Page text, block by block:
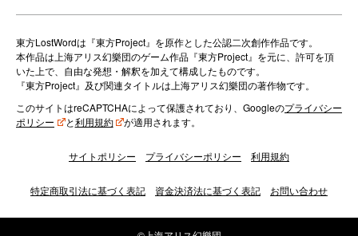
o
n
東方LostWordは『東方Project』を原作とした公認二次創作作品です。
本作品は上海アリス幻樂団のゲーム作品『東方Project』を元に、許可を頂
いた上で、自由な発想・解釈を加えて構成したものです。
『東方Project』及び関連タイトルは上海アリス幻樂団の著作物です。
このサイトはreCAPTCHAによって保護されており、Googleのプライバシー
ポリシー
と利用規約 が適用されます。
サイトポリシー プライバシーポリシー 利用規約
特定商取引法に基づく表記 資金決済法に基づく表記 お問い合わせ